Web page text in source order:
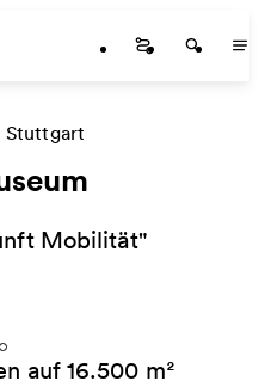
Startseite
Stuttgart
Mobilität"
auf 16.500 m²